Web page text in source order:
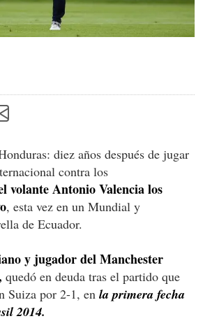
diez años después de jugar
contra los
volante Antonio Valencia los
, esta vez en un Mundial y
de Ecuador.
y jugador del Manchester
quedó en deuda tras el partido que
Suiza por 2-1, en la primera fecha
2014.